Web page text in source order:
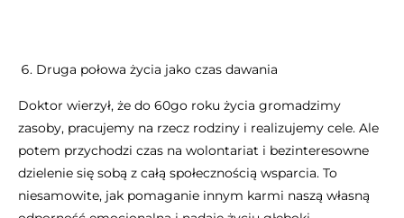
Druga połowa życia jako czas dawania
Doktor wierzył, że do 60go roku życia gromadzimy
zasoby, pracujemy na rzecz rodziny i realizujemy cele. Ale
potem przychodzi czas na wolontariat i bezinteresowne
dzielenie się sobą z całą społecznością wsparcia. To
niesamowite, jak pomaganie innym karmi naszą własną